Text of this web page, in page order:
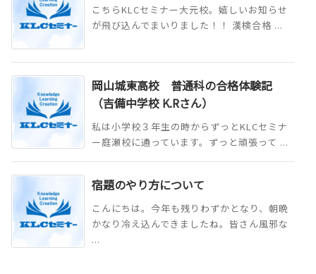
こちらKLCセミナー大元校。嬉しいお知らせ
が飛び込んでまいりました！！ 漢検合格 ...
岡山城東高校 普通科の合格体験記
（吉備中学校 K.Rさん）
私は小学校３年生の時からずっとKLCセミナ
ー庭瀬校に通っています。ずっと頑張って ...
宿題のやり方について
こんにちは。今年も残りわずかとなり、朝晩
かなり冷え込んできましたね。皆さん風邪な
...